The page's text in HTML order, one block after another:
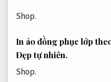
Shop.
In áo đồng phục lớp
Đẹp tự nhiên.
Shop.